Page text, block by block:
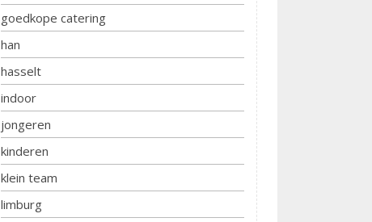
goedkope catering
han
hasselt
indoor
jongeren
kinderen
klein team
limburg